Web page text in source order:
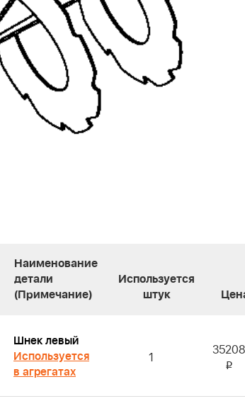
Наименование
детали
(Примечание)
Используется
штук
Шнек левый
Используется
в агрегатах
1 35208
i